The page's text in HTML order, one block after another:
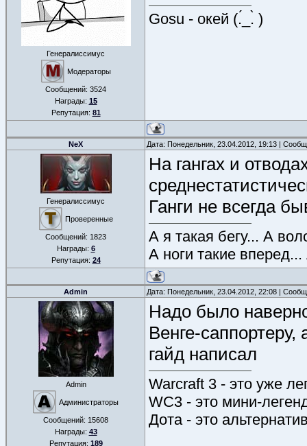
Генералиссимус
Модераторы
Сообщений: 3524
Награды: 15
Репутация: 81
Gosu - окей (.́_.̀ )
NeX Дата: Понедельник, 23.04.2012, 19:13 |
Генералиссимус
Проверенные
Сообщений: 1823
Награды: 6
Репутация: 24
На гангах и
Ганги не всегда
А я такая бегу... А
А ноги такие
Admin Дата: Понедельник, 23.04.2012, 22:08 |
Admin
Администраторы
Сообщений: 15608
Награды: 43
Репутация: 189
Надо было
Венге-
гайд написал
Warcraft 3 - это уже
WC3 - это мини-
Дота - это